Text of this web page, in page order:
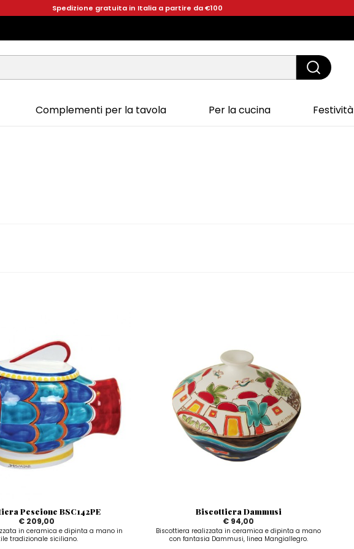
Spedizione gratuita in Italia a partire da €100
Complementi per la tavola Per la cucina Festività
Pescione BSC142PE
€ 209,00
in ceramica e dipinta a mano in
tradizionale siciliano.
Biscottiera Dammusi
€ 94,00
Biscottiera realizzata in ceramica e dipinta a mano
con fantasia Dammusi, linea Mangiallegro.